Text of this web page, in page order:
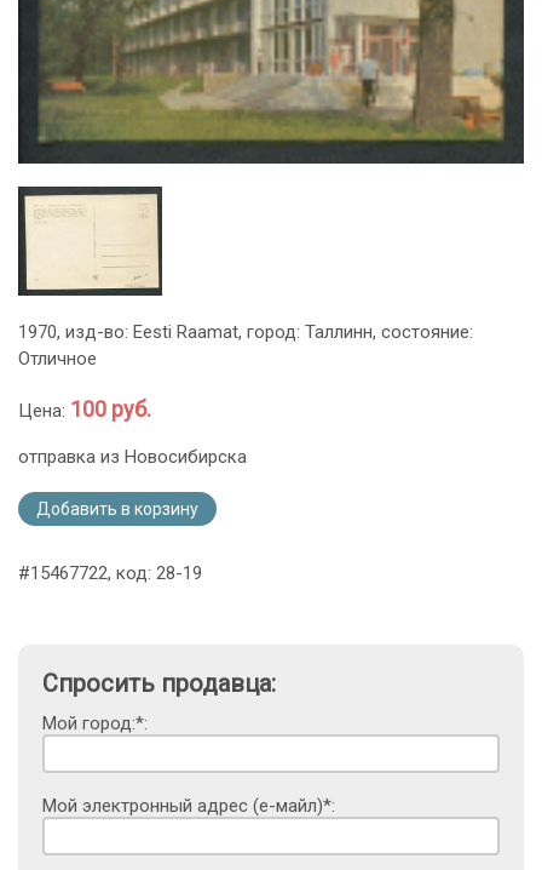
1970, изд-во: Eesti Raamat, город: Таллинн, состояние:
Отличное
Цена: 100 руб.
отправка из Новосибирска
Добавить в корзину
#15467722, код: 28-19
Спросить продавца:
Мой город:*:
Мой электронный адрес (е-майл)*: